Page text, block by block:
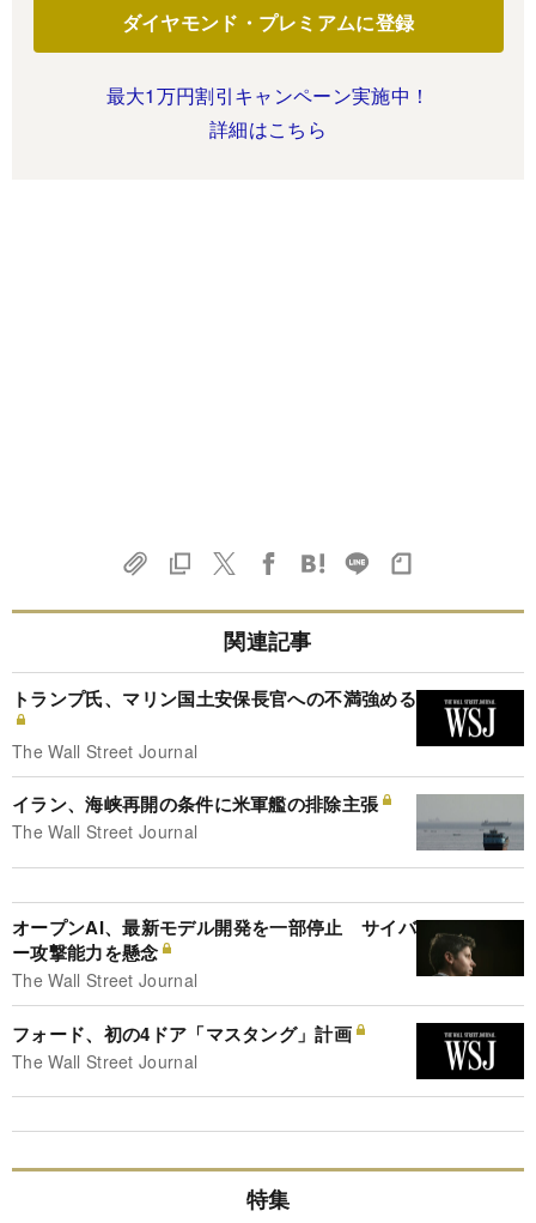
ダイヤモンド・プレミアムに登録
最大1万円割引キャンペーン実施中！
詳細はこちら
関連記事
トランプ氏、マリン国土安保長官への不満強める
The Wall Street Journal
イラン、海峡再開の条件に米軍艦の排除主張
The Wall Street Journal
オープンAI、最新モデル開発を一部停止 サイバ
ー攻撃能力を懸念
The Wall Street Journal
フォード、初の4ドア「マスタング」計画
The Wall Street Journal
特集